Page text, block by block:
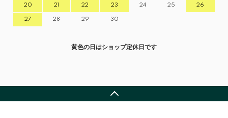
20 21 22 23 24 25 26
27 28 29 30
黄色の日はショップ定休日です